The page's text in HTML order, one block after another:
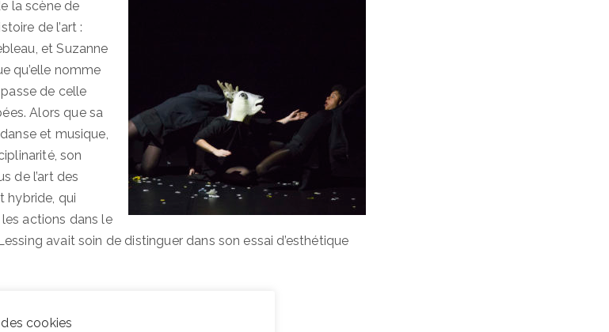
la scène de
de l’art :
et Suzanne
qu’elle nomme
passe de celle
Alors que sa
et musique,
son
de l’art des
hybride, qui
actions dans le
avait soin de distinguer dans son essai d’esthétique
cookies